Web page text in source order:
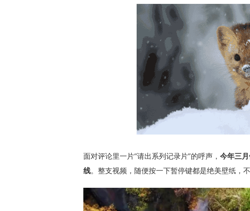
面对评论里一片“请出系列记录片”的呼声， 今年三
线。整支视频，随便按一下暂停键都是绝美壁纸，